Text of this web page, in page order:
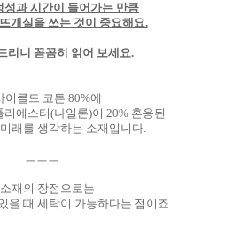
성과 시간이 들어가는 만큼
개실을 쓰는 것이 중요해요.
리니 꼼꼼히 읽어 보세요.
이클드 코튼 80%에
리에스터(나일론)이 20% 혼용된
래를 생각하는 소재입니다.
ㅡㅡㅡ
재의 장점으로는
을 때 세탁이 가능하다는 점이죠.